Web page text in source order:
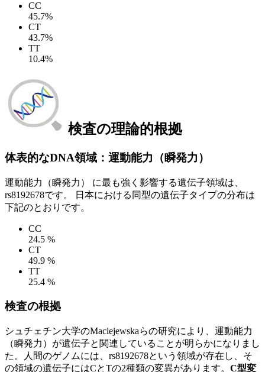
CC
45.7%
CT
43.7%
TT
10.4%
検査の理論的根拠
体表的なDNA領域：運動能力（瞬発力）
運動能力（瞬発力） に最も強く影響する遺伝子領域は、
rs8192678です。 日本における同型の遺伝子タイプの分布は
下記のとおりです。
CC
24.5 %
CT
49.9 %
TT
25.4 %
検査の根拠
シュチェチン大学のMaciejewskaらの研究により、運動能力
（瞬発力）が遺伝子と関連していることが明らかになりまし
た。人間のゲノムには、rs8192678という領域が存在し、そ
の領域の遺伝子にはCとTの2種類の変異があります。 C型変